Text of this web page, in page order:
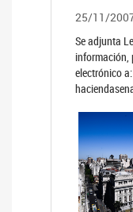
25/11/
Se adjunta
información,
electrónico